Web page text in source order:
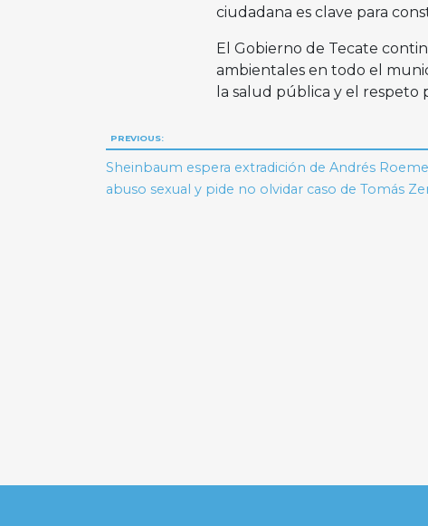
ciudadana es clave para
El Gobierno de Tecate
ambientales en todo el
la salud pública y el
Navegación
de
PREVIOUS:
Sheinbaum espera extradición de Andrés
abuso sexual y pide no olvidar caso de Tomás